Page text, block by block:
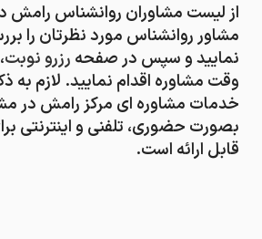
از لیست مشاوران روانشناس رامش
مشاور روانشناس مورد نظرتان را
نمایید و سپس در صفحه رزرو نوبت
وقت مشاوره اقدام نمایید. لازم به
خدمات مشاوره ای مرکز رامش در
بصورت حضوری، تلفنی و اینترنتی
قابل ارائه است.